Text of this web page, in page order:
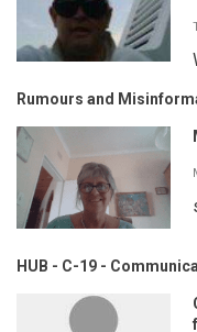
Rumours and
HUB - C-19 -